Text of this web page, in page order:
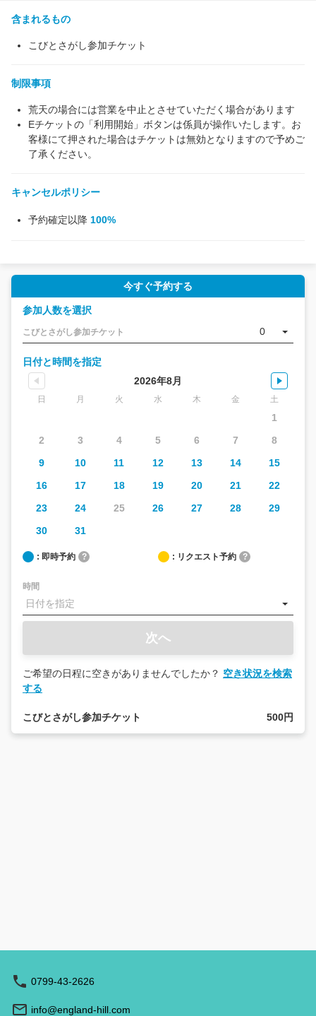
含まれるもの
こびとさがし参加チケット
制限事項
荒天の場合には営業を中止とさせていただく場合があります
Eチケットの「利用開始」ボタンは係員が操作いたします。お
客様にて押された場合はチケットは無効となりますので予めご
了承ください。
キャンセルポリシー
予約確定以降 100%
今すぐ予約する
参加人数を選択
こびとさがし参加チケット 0
日付と時間を指定
2026年8月
日 月 火 水 木 金 土
1
2
3 4 5 6 7
8
9
10 11 12 13 14
15
16
17 18 19 20 21
22
23
24 25 26 27 28
29
30
31
: 即時予約 ? : リクエスト予約 ?
時間
次へ
ご希望の日程に空きがありませんでしたか？ 空き状況を検索
する
こびとさがし参加チケット 500円
0799-43-2626
info@england-hill.com